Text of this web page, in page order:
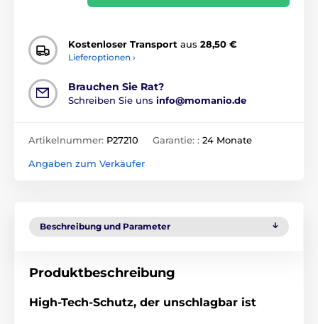
Kostenloser Transport aus 28,50 €
Lieferoptionen ›
Brauchen Sie Rat?
Schreiben Sie uns info@momanio.de
Artikelnummer: P27210 Garantie: : 24 Monate
Angaben zum Verkäufer
Beschreibung und Parameter
Produktbeschreibung
High-Tech-Schutz, der unschlagbar ist